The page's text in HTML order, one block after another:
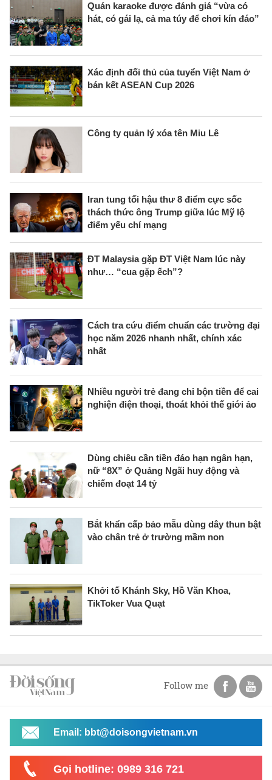
Quán karaoke được đánh giá “vừa có
hát, có gái lạ, cả ma túy để chơi kín đáo”
Xác định đối thủ của tuyển Việt Nam ở
bán kết ASEAN Cup 2026
Công ty quản lý xóa tên Miu Lê
Iran tung tối hậu thư 8 điểm cực sốc
thách thức ông Trump giữa lúc Mỹ lộ
điểm yếu chí mạng
ĐT Malaysia gặp ĐT Việt Nam lúc này
như… “cua gặp ếch”?
Cách tra cứu điểm chuẩn các trường đại
học năm 2026 nhanh nhất, chính xác
nhất
Nhiều người trẻ đang chi bộn tiền để cai
nghiện điện thoại, thoát khỏi thế giới ảo
Dùng chiêu cần tiền đáo hạn ngân hạn,
nữ “8X” ở Quảng Ngãi huy động và
chiếm đoạt 14 tỷ
Bắt khẩn cấp bảo mẫu dùng dây thun bật
vào chân trẻ ở trường mầm non
Khởi tố Khánh Sky, Hồ Văn Khoa,
TikToker Vua Quạt
Follow me
Email: bbt@doisongvietnam.vn
Gọi hotline: 0989 316 721